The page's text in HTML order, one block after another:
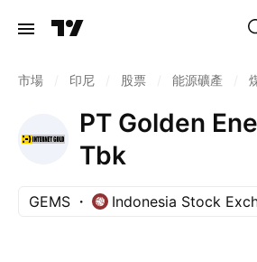
市場 印尼 股票 能源礦產
PT Golden
Tbk
GEMS Indonesia Stock